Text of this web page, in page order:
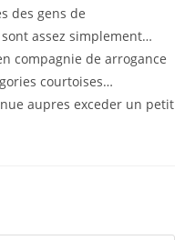
des gens de
assez simplement…
compagnie de arrogance
courtoises…
aupres exceder un petit